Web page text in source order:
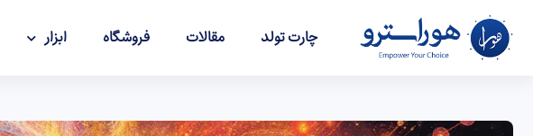
چارت تولد مقالات فروشگاه ابزار